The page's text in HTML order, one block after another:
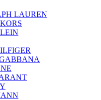
LAUREN